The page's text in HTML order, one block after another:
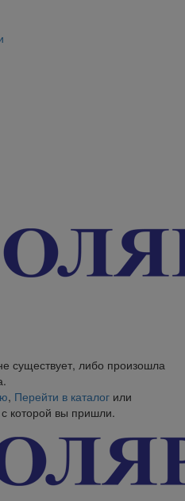
существует, либо произошла
, Перейти в каталог или
которой вы пришли.